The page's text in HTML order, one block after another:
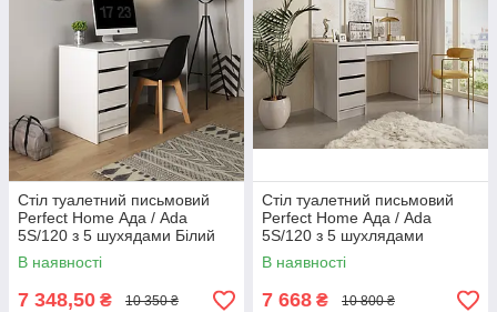
Стіл туалетний письмовий
Perfect Home Ада / Ada
5S/120 з 5 шухядами Білий
глянець (PFH-091306)
В наявності
7 348,50 ₴ 10 350 ₴
Стіл туалетний письмовий
Perfect Home Ада / Ada
5S/120 з 5 шухлядами
Кашемір (PFH-091309)
В наявності
7 668 ₴ 10 800 ₴